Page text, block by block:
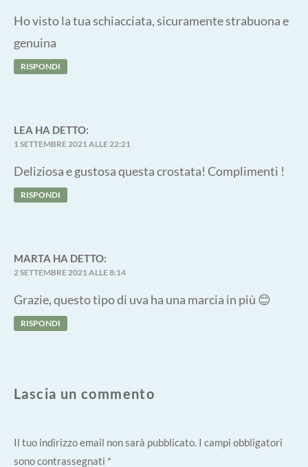
Ho visto la tua schiacciata, sicuramente strabuona e
genuina
RISPONDI
LEA HA DETTO:
1 SETTEMBRE 2021 ALLE 22:21
Deliziosa e gustosa questa crostata! Complimenti !
RISPONDI
MARTA HA DETTO:
2 SETTEMBRE 2021 ALLE 8:14
Grazie, questo tipo di uva ha una marcia in più 😊
RISPONDI
Lascia un commento
Il tuo indirizzo email non sarà pubblicato. I campi obbligatori
sono contrassegnati *